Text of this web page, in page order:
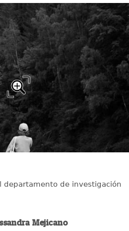
departamento de investigación
Mejicano